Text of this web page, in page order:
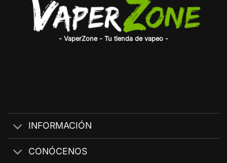
- VaperZone - Tu tienda de vapeo -
INFORMACIÓN
CONÓCENOS